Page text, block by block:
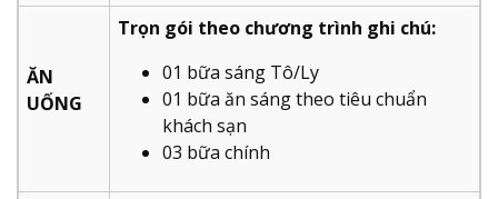
ĂN
UỐNG
Trọn gói theo chương trình ghi chú:
01 bữa sáng Tô/Ly
01 bữa ăn sáng theo tiêu chuẩn
khách sạn
03 bữa chính